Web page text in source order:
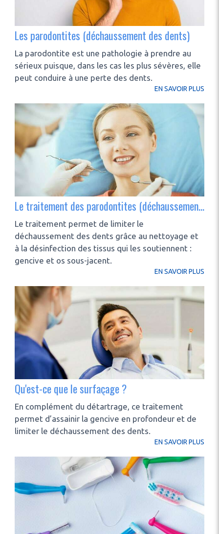
Les parodontites (déchaussement des dents)
La parodontite est une pathologie à prendre au
sérieux puisque, dans les cas les plus sévères, elle
peut conduire à une perte des dents.
EN SAVOIR PLUS
Le traitement des parodontites (déchaussement des dents)
Le traitement permet de limiter le
déchaussement des dents grâce au nettoyage et
à la désinfection des tissus qui les soutiennent :
gencive et os sous-jacent.
EN SAVOIR PLUS
Qu'est-ce que le surfaçage ?
En complément du détartrage, ce traitement
permet d’assainir la gencive en profondeur et de
limiter le déchaussement des dents.
EN SAVOIR PLUS